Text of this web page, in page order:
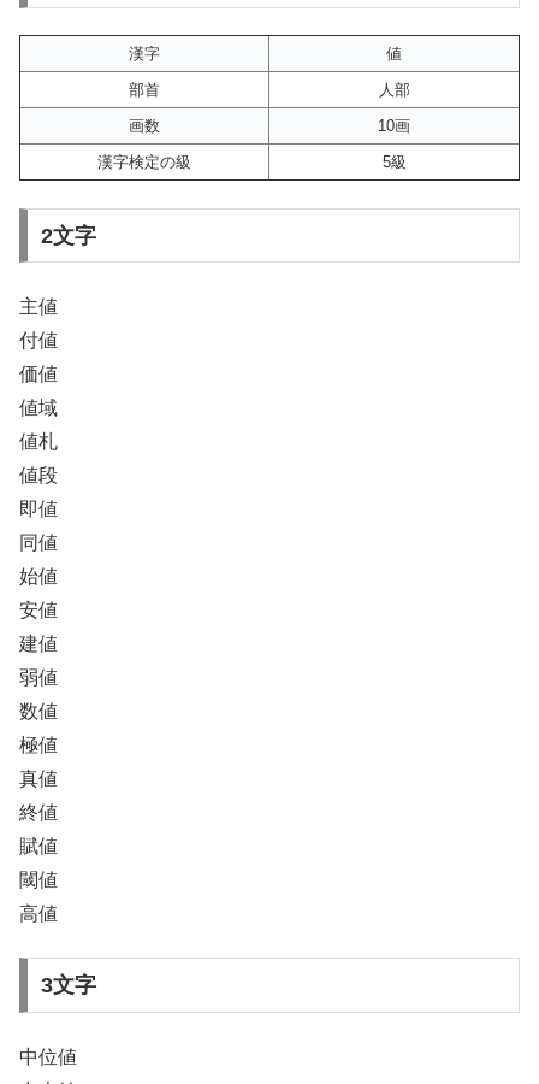
漢字
値
部首
人部
画数
10画
漢字検定の級
5級
2文字
主値
付値
価値
値域
値札
値段
即値
同値
始値
安値
建値
弱値
数値
極値
真値
終値
賦値
閾値
高値
3文字
中位値